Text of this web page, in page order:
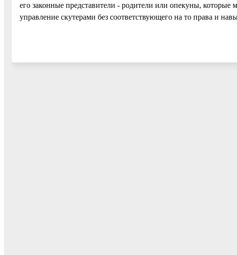
его законные представители - родители или опекуны, которые
управление скутерами без соответствующего на то права и